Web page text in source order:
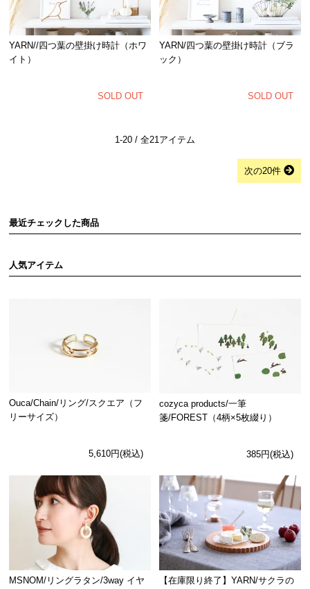
YARN//四つ葉の壁掛け時計（ホワ
イト）
SOLD OUT
YARN/四つ葉の壁掛け時計（ブラ
ック）
SOLD OUT
1-20 / 全21アイテム
次の20件
最近チェックした商品
人気アイテム
Ouca/Chain/リング/スクエア（フ
リーサイズ）
5,610円(税込)
cozyca products/一筆
箋/FOREST（4柄×5枚綴り）
385円(税込)
MSNOM/リングラタン/3way イヤ
【在庫限り終了】YARN/サクラの